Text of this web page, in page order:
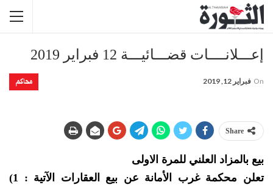
إعـــلانــــات قضـــائيـــة 12 فبراير 2019
محاكم On فبراير 12, 2019
Share
بيع بالمزاد العلني للمرة الاولى
تعلن محكمة غرب الأمانة عن بيع العقارات الآتية : 1)